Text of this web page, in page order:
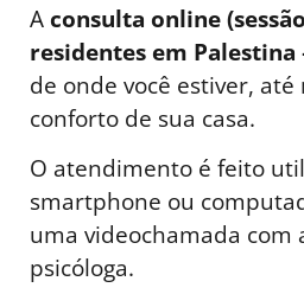
Aconsulta online
residentes em Palestina
de onde você estiver,
conforto de sua casa.
O atendimento é feito
smartphone ou
uma videochamada com
psicóloga.